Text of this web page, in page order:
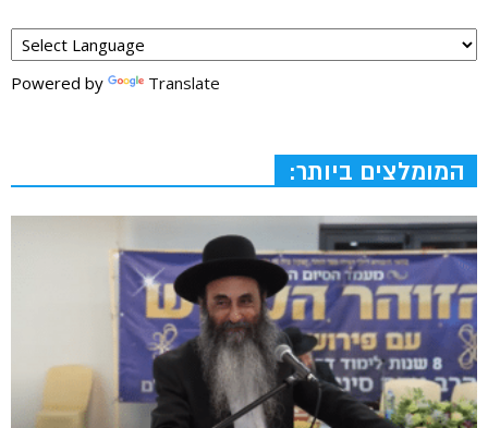
Powered by Translate
המומלצים ביותר: